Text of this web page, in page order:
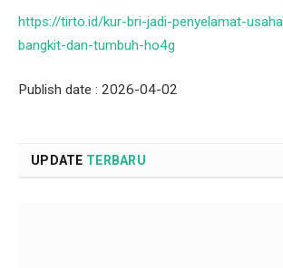
https://tirto.id/kur-bri-jadi-penyelamat-
bangkit-dan-tumbuh-ho4g
Publish date : 2026-04-02
UPDATE TERBARU